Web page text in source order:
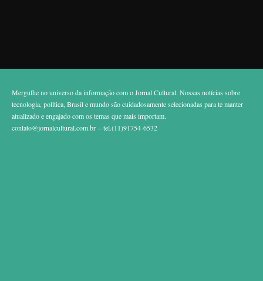
Mergulhe no universo da informação com o Jornal Cultural. Nossas notícias sobre
tecnologia, política, Brasil e mundo são cuidadosamente selecionadas para te manter
atualizado e engajado com os temas que mais importam.
contato@jornalcultural.com.br – tel.(11)91754-6532